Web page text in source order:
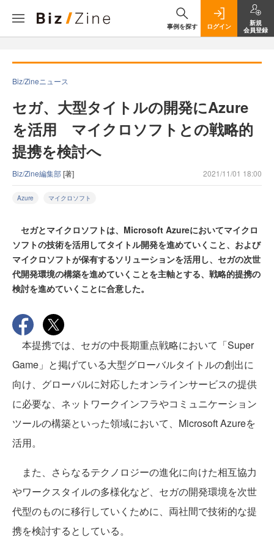
事例を探す ログイン
新規
会員登録
Biz/Zineニュース
セガ、大型タイトルの開発にAzure
を活用 マイクロソフトとの戦略的
提携を検討へ
Biz/Zine編集部[著] 2021/11/01 18:00
Azure マイクロソフト
セガとマイクロソフトは、Microsoft Azureにおいてマイクロ
ソフトの技術を活用してタイトル開発を進めていくこと、および
マイクロソフトが保有するソリューションを活用し、セガの次世
代開発環境の構築を進めていくことを主軸とする、戦略的提携の
検討を進めていくことに合意した。
本提携では、セガの中長期重点戦略において「Super
Game」と掲げている大型グローバルタイトルの創出に
向け、グローバルに対応したオンラインサービスの提供
に必要な、ネットワークインフラやコミュニケーション
ツールの構築といった領域において、Microsoft Azureを
活用。
また、さらなるテクノロジーの進化に向けた相互協力
やワークスタイルの多様化など、セガの開発環境を次世
代型のものに移行していくために、両社間で技術的な提
携を検討するとしている。